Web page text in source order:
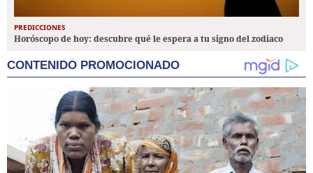
PREDICCIONES
Horóscopo de hoy: descubre qué le espera a tu signo del zodiaco
CONTENIDO PROMOCIONADO